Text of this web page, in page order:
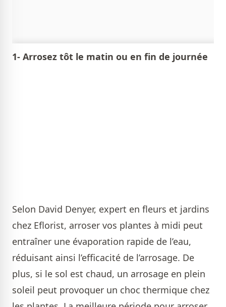
1- Arrosez tôt le matin ou en fin de journée
Selon David Denyer, expert en fleurs et jardins
chez Eflorist, arroser vos plantes à midi peut
entraîner une évaporation rapide de l’eau,
réduisant ainsi l’efficacité de l’arrosage. De
plus, si le sol est chaud, un arrosage en plein
soleil peut provoquer un choc thermique chez